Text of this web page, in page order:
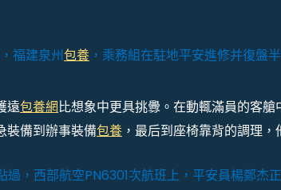
福建泉州包養 ，乘務組在駐地平安進修并復盤
遠包養網比想象中更具挑釁。在動輒滿員的客
裝備到辦事裝備包養 ，最后到座椅靠背的調理
過，西部航空PN6301次航班上，平安員楊鄭杰